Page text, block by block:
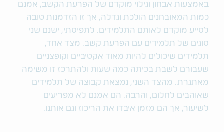
באמצעות אבחון וגילוי מוקדם של הפרעת הקשב, אמנם
כמות המאובחנים הולכת וגדלה, אך זו הזדמנות טובה
לסייע מוקדם לאותם התלמידים. לתפיסתי, ישנם שני
סוגים של תלמידים עם הפרעת קשב. מצד אחד,
תלמידים שיכולים להיות מאוד אקטיביים וקופצניים
שעבורם לשבת בכיתה כמה שעות ולהתרכז זו משימה
מאתגרת. מהצד השני, נמצאת קבוצה של תלמידים
שאוהבים לחלום, והרבה. הם אמנם לא מפריעים
לשיעור, אך הם מזמן איבדו את הריכוז וגם אותנו.